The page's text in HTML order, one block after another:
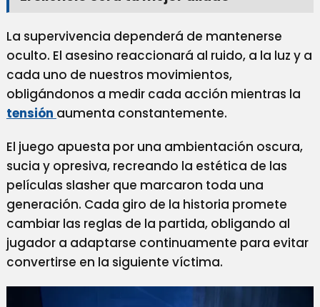
La supervivencia dependerá de mantenerse
oculto. El asesino reaccionará al ruido, a la luz y a
cada uno de nuestros movimientos,
obligándonos a medir cada acción mientras la
tensión aumenta constantemente.
El juego apuesta por una ambientación oscura,
sucia y opresiva, recreando la estética de las
películas slasher que marcaron toda una
generación. Cada giro de la historia promete
cambiar las reglas de la partida, obligando al
jugador a adaptarse continuamente para evitar
convertirse en la siguiente víctima.